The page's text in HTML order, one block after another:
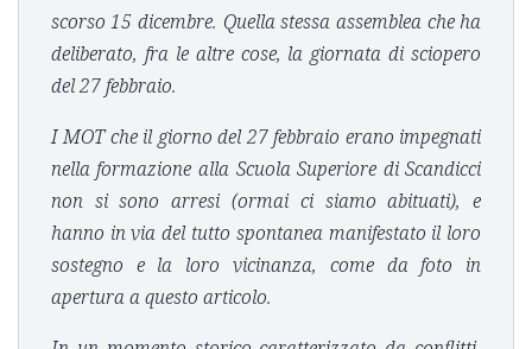
scorso 15 dicembre. Quella stessa assemblea che ha
deliberato, fra le altre cose, la giornata di sciopero
del 27 febbraio.
I MOT che il giorno del 27 febbraio erano impegnati
nella formazione alla Scuola Superiore di Scandicci
non si sono arresi (ormai ci siamo abituati), e
hanno in via del tutto spontanea manifestato il loro
sostegno e la loro vicinanza, come da foto in
apertura a questo articolo.